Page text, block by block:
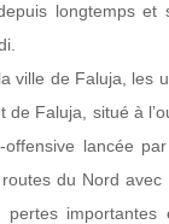
longtemps et
ville de Faluja, les
de Faluja, situé à
offensive lancée
du Nord avec
pertes